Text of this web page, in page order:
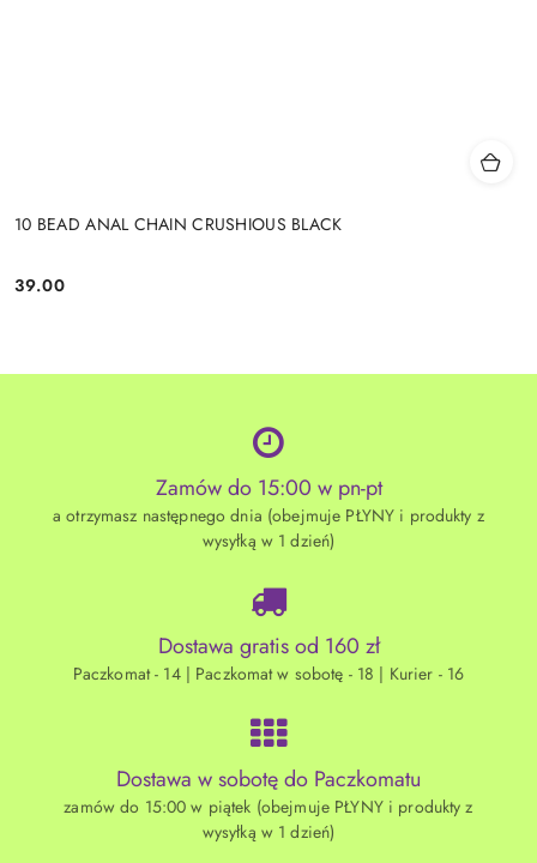
10 BEAD ANAL CHAIN CRUSHIOUS BLACK
Cena:
39.00
Zamów do 15:00 w pn-pt
a otrzymasz następnego dnia (obejmuje PŁYNY i produkty z
wysyłką w 1 dzień)
Dostawa gratis od 160 zł
Paczkomat - 14 | Paczkomat w sobotę - 18 | Kurier - 16
Dostawa w sobotę do Paczkomatu
zamów do 15:00 w piątek (obejmuje PŁYNY i produkty z
wysyłką w 1 dzień)